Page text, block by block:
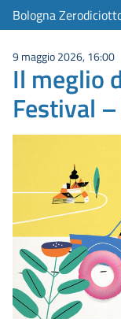
Bologna
9 maggio 2026, 16:00
Il meglio
Festival